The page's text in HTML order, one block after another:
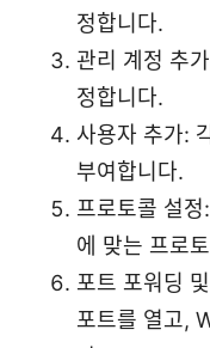
정합니다.
관리 계정 추
정합니다.
사용자 추가:
부여합니다.
프로토콜 설
에 맞는 프로
포트 포워딩
포트를 열고,